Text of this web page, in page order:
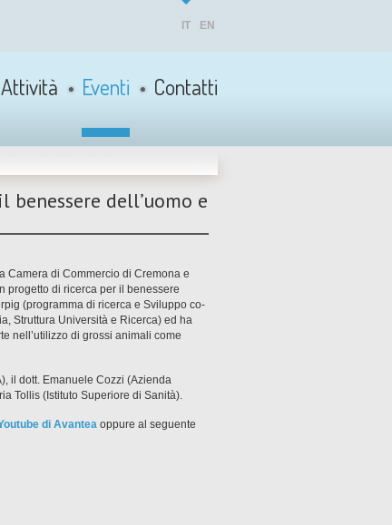
IT EN
Attività Eventi Contatti
dell’uomo e
Camera di Commercio di Cremona e
progetto di ricerca per il benessere
(programma di ricerca e Sviluppo co-
Struttura Università e Ricerca) ed ha
nell’utilizzo di grossi animali come
il dott. Emanuele Cozzi (Azienda
Tollis (Istituto Superiore di Sanità).
di Avantea oppure al seguente